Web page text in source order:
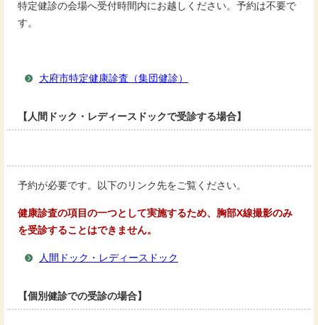
特定健診の会場へ受付時間内にお越しください。予約は不要で
す。
大府市特定健康診査（集団健診）
【人間ドック・レディースドックで受診する場合】
予約が必要です。以下のリンク先をご覧ください。
健康診査の項目の一つとして実施するため、胸部X線撮影のみ
を受診することはできません。
人間ドック・レディースドック
【個別健診での受診の場合】